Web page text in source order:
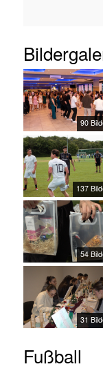
90
137
54
31
Fußball